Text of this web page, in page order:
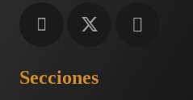
Secciones